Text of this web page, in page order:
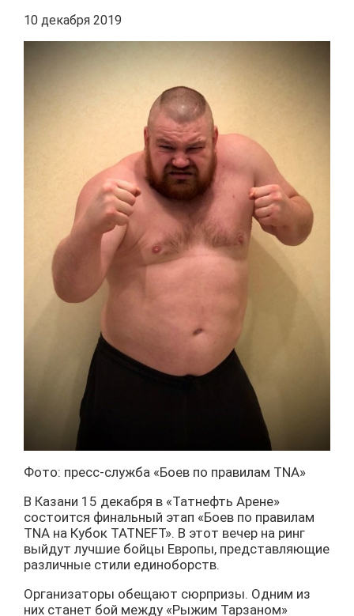
10 декабря 2019
Фото: пресс-служба «Боев по правилам TNA»
В Казани 15 декабря в «Татнефть Арене»
состоится финальный этап «Боев по правилам
TNA на Кубок TATNEFT». В этот вечер на ринг
выйдут лучшие бойцы Европы, представляющие
различные стили единоборств.
Организаторы обещают сюрпризы. Одним из
них станет бой между «Рыжим Тарзаном»